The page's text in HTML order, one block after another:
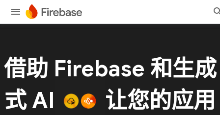
借助 Firebase 和生成
式 AI
让您的应用